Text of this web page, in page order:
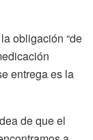
obligación “de
entrega es la
de que el